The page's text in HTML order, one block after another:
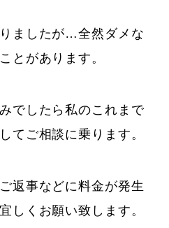
ましたが…全然ダメな
とがあります。
でしたら私のこれまで
てご相談に乗ります。
返事などに料金が発生
しくお願い致します。